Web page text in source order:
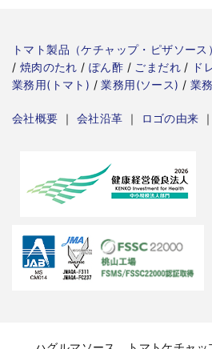
トマト製品（ケチャップ・ピザソース）
/ 焼肉のたれ /ぽん酢 / ごまだれ / ド
業務用(トマト) /業務用(ソース) / 業
会社概要 ｜ 会社沿革 ｜ ロゴの由来 ｜